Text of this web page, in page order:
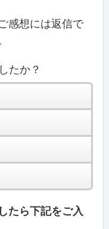
感想には返信で
たか？
たら下記をご入